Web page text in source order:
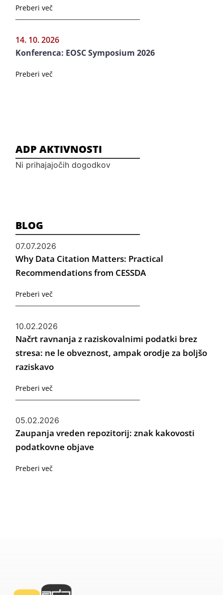
Preberi več
14. 10. 2026
Konferenca: EOSC Symposium 2026
Preberi več
ADP AKTIVNOSTI
Ni prihajajočih dogodkov
BLOG
07.07.2026
Why Data Citation Matters: Practical
Recommendations from CESSDA
Preberi več
10.02.2026
Načrt ravnanja z raziskovalnimi podatki brez
stresa: ne le obveznost, ampak orodje za boljšo
raziskavo
Preberi več
05.02.2026
Zaupanja vreden repozitorij: znak kakovosti
podatkovne objave
Preberi več